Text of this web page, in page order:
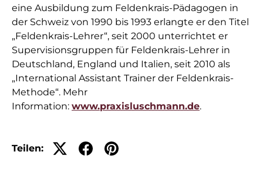
eine Ausbildung zum Feldenkrais-Pädagogen in
der Schweiz von 1990 bis 1993 erlangte er den Titel
„Feldenkrais-Lehrer“, seit 2000 unterrichtet er
Supervisionsgruppen für Feldenkrais-Lehrer in
Deutschland, England und Italien, seit 2010 als
„International Assistant Trainer der Feldenkrais-
Methode“. Mehr
Information: www.praxisluschmann.de.
Teilen: